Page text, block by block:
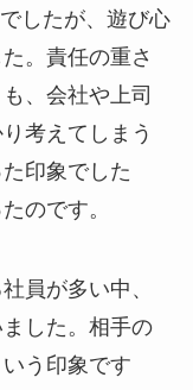
したが、遊び心
。責任の重さ
、会社や上司
考えてしまう
印象でした
のです。
員が多い中、
した。相手の
う印象です